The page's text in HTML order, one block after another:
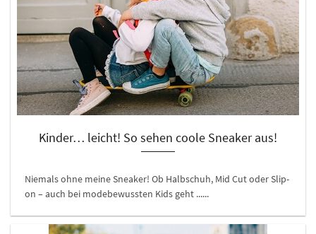
Kinder… leicht! So sehen coole Sneaker aus!
Niemals ohne meine Sneaker! Ob Halbschuh, Mid Cut oder Slip-
on – auch bei modebewussten Kids geht ......